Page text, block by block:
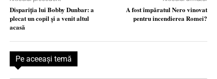
Dispariţia lui Bobby Dunbar: a
plecat un copil şi a venit altul
acasă
A fost împăratul Nero vinovat
pentru incendierea Romei?
Pe aceeaşi temă